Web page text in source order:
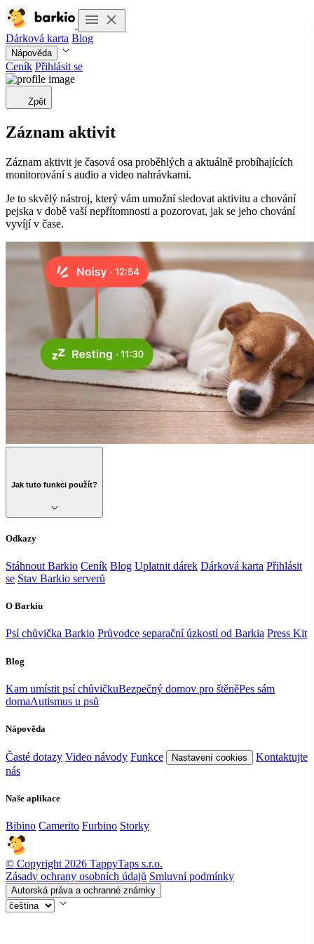
Dárková karta Blog
Nápověda
Ceník Přihlásit se
Zpět
Záznam aktivit
Záznam aktivit je časová osa proběhlých a aktuálně probíhajících
monitorování s audio a video nahrávkami.
Je to skvělý nástroj, který vám umožní sledovat aktivitu a chování
pejska v době vaší nepřítomnosti a pozorovat, jak se jeho chování
vyvíjí v čase.
Jak tuto funkci použít?
Odkazy
Stáhnout Barkio Ceník Blog Uplatnit dárek Dárková karta Přihlásit
se Stav Barkio serverů
O Barkiu
Psí chůvička Barkio Průvodce separační úzkostí od Barkia Press Kit
Blog
Kam umístit psí chůvičkuBezpečný domov pro štěněPes sám
domaAutismus u psů
Nápověda
Časté dotazy Video návody Funkce Nastavení cookies
Kontaktujte
nás
Naše aplikace
Bibino Camerito Furbino Storky
© Copyright 2026 TappyTaps s.r.o.
Zásady ochrany osobních údajů Smluvní podmínky
Autorská práva a ochranné známky